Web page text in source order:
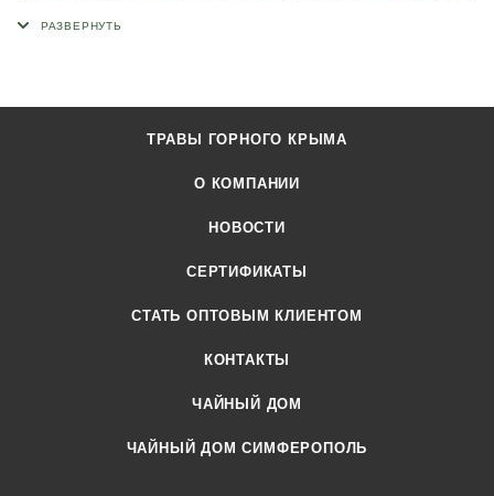
ТРАВЫ ГОРНОГО КРЫМА
О КОМПАНИИ
НОВОСТИ
СЕРТИФИКАТЫ
CТАТЬ ОПТОВЫМ КЛИЕНТОМ
КОНТАКТЫ
ЧАЙНЫЙ ДОМ
ЧАЙНЫЙ ДОМ СИМФЕРОПОЛЬ